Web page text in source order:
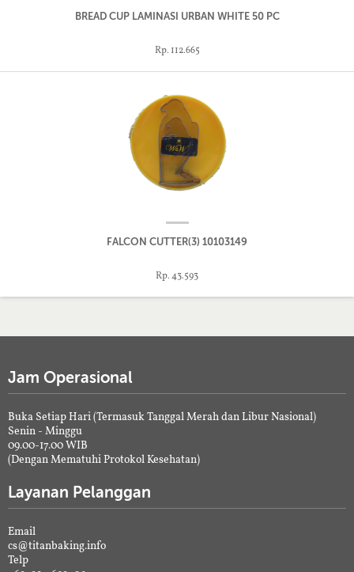
BREAD CUP LAMINASI URBAN WHITE 50 PC
Rp. 112.665
FALCON CUTTER(3) 10103149
Rp. 43.593
Jam Operasional
Buka Setiap Hari (Termasuk Tanggal Merah dan Libur Nasional)
Senin - Minggu
09.00-17.00 WIB
(Dengan Mematuhi Protokol Kesehatan)
Layanan Pelanggan
Email
cs@titanbaking.info
Telp